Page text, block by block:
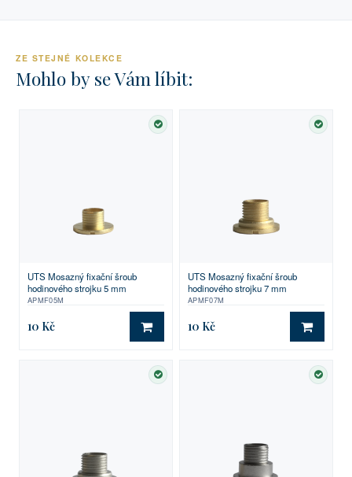
ZE STEJNÉ KOLEKCE
Mohlo by se Vám líbit:
SKLADEM
UTS Mosazný fixační šroub
hodinového strojku 5 mm
APMF05M
10 Kč DO KOŠÍKU
UTS Mosazný fixační šroub
hodinového strojku 7 mm
APMF07M
10 Kč DO
SKLADEM